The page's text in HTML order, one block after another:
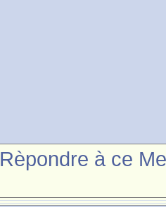
Rèpondre à ce